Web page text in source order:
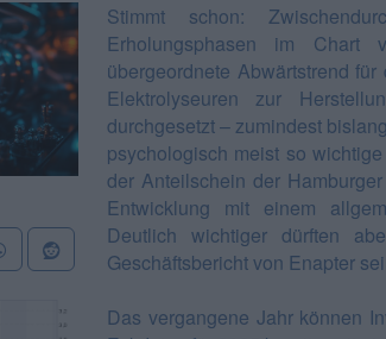
Stimmt schon:
Erholungsphasen im Chart
übergeordnete Abwärtstrend
Elektrolyseuren zur
durchgesetzt – zumindest
psychologisch meist so
der Anteilschein der
Entwicklung mit einem
Deutlich wichtiger dürften
Geschäftsbericht von Enapter
Das vergangene Jahr können